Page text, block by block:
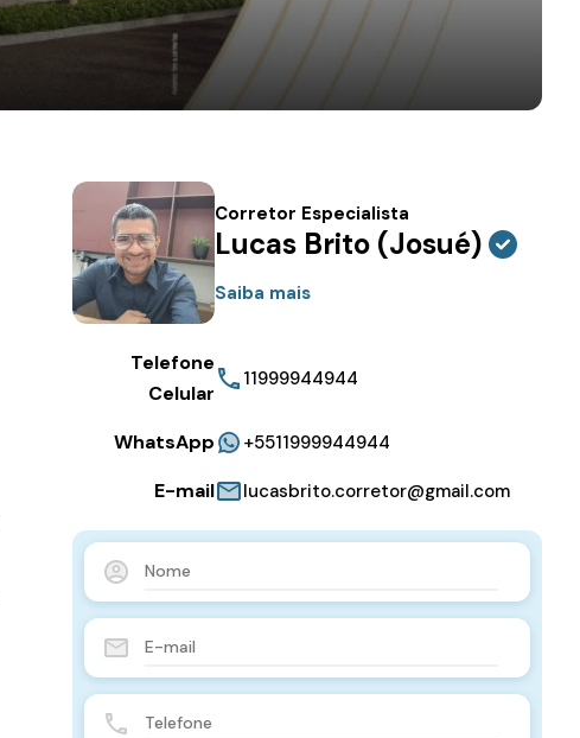
Corretor Especialista
Lucas Brito (Josué)
Saiba mais
Telefone
Celular
11999944944
WhatsApp +5511999944944
E-mail lucasbrito.corretor@gmail.com